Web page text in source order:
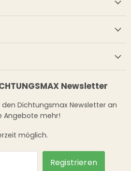
Newsletter
Dichtungsmax Newsletter an
Angebote mehr!
möglich.
Registrieren